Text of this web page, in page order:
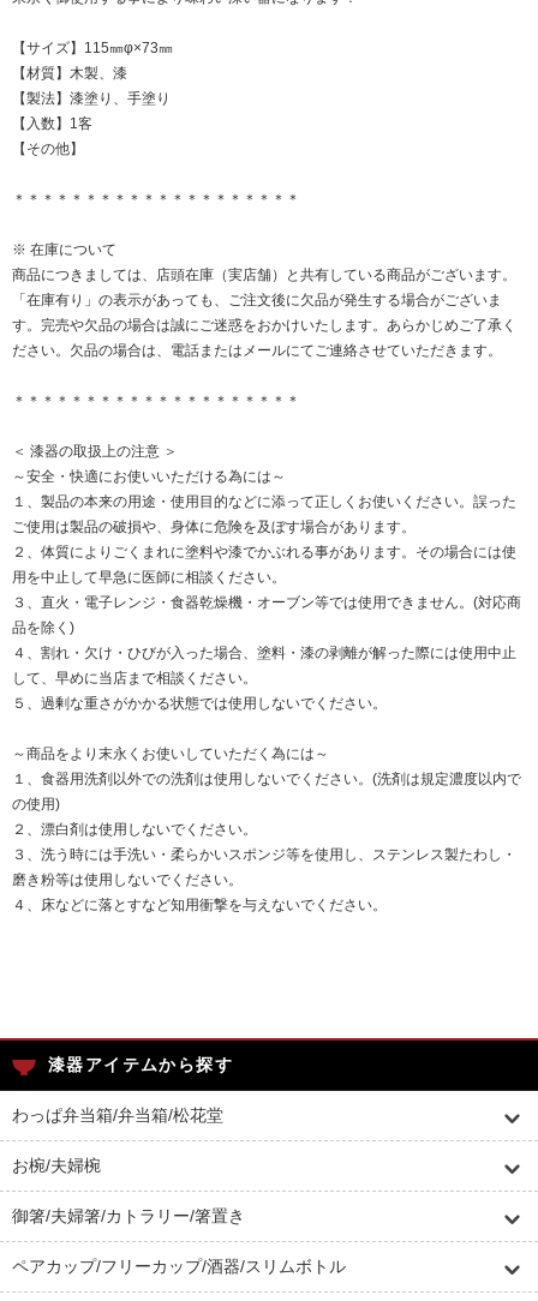
【サイズ】115㎜φ×73㎜
【材質】木製、漆
【製法】漆塗り、手塗り
【入数】1客
【その他】
＊＊＊＊＊＊＊＊＊＊＊＊＊＊＊＊＊＊＊＊
※ 在庫について
商品につきましては、店頭在庫（実店舗）と共有している商品がございます。
「在庫有り」の表示があっても、ご注文後に欠品が発生する場合がございま
す。完売や欠品の場合は誠にご迷惑をおかけいたします。あらかじめご了承く
ださい。欠品の場合は、電話またはメールにてご連絡させていただきます。
＊＊＊＊＊＊＊＊＊＊＊＊＊＊＊＊＊＊＊＊
＜ 漆器の取扱上の注意 ＞
～安全・快適にお使いいただける為には～
１、製品の本来の用途・使用目的などに添って正しくお使いください。誤った
ご使用は製品の破損や、身体に危険を及ぼす場合があります。
２、体質によりごくまれに塗料や漆でかぶれる事があります。その場合には使
用を中止して早急に医師に相談ください。
３、直火・電子レンジ・食器乾燥機・オーブン等では使用できません。(対応商
品を除く)
４、割れ・欠け・ひびが入った場合、塗料・漆の剥離が解った際には使用中止
して、早めに当店まで相談ください。
５、過剰な重さがかかる状態では使用しないでください。
～商品をより末永くお使いしていただく為には～
１、食器用洗剤以外での洗剤は使用しないでください。(洗剤は規定濃度以内で
の使用)
２、漂白剤は使用しないでください。
３、洗う時には手洗い・柔らかいスポンジ等を使用し、ステンレス製たわし・
磨き粉等は使用しないでください。
４、床などに落とすなど知用衝撃を与えないでください。
漆器アイテムから探す
わっぱ弁当箱/弁当箱/松花堂
お椀/夫婦椀
御箸/夫婦箸/カトラリー/箸置き
ペアカップ/フリーカップ/酒器/スリムボトル